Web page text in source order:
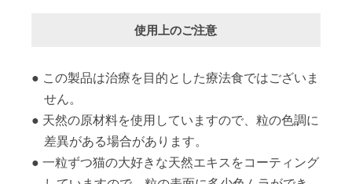
使用上のご注意
この製品は治療を目的とした療法食ではございま
せん。
天然の原材料を使用していますので、粒の色調に
差異がある場合があります。
一粒ずつ猫の大好きな天然エキスをコーティング